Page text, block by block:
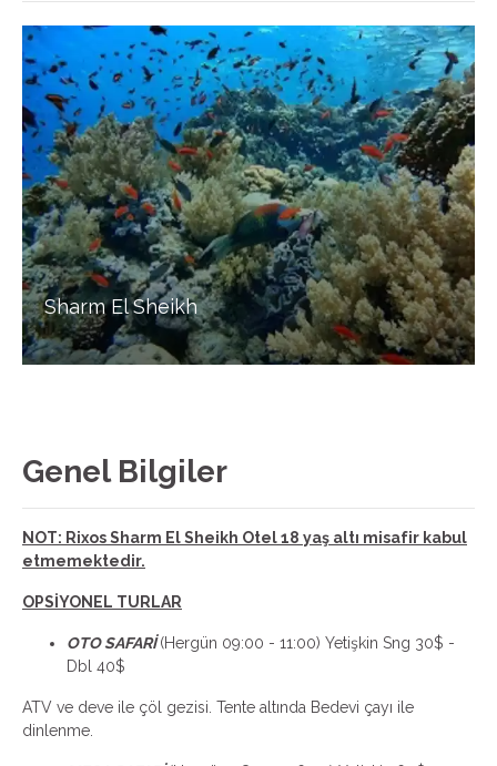
Sharm El Sheikh
Genel Bilgiler
NOT: Rixos Sharm El Sheikh Otel 18 yaş altı misafir kabul
etmemektedir.
OPSİYONEL TURLAR
OTO SAFARİ(Hergün 09:00 - 11:00) Yetişkin Sng 30$ -
Dbl 40$
ATV ve deve ile çöl gezisi. Tente altında Bedevi çayı ile
dinlenme.